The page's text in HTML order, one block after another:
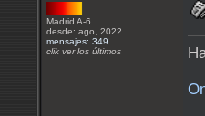
Madrid A-6
desde: ago, 2022
mensajes: 349
clik ver los últimos